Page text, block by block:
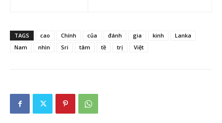
TAGS cao Chính của đánh gia kinh
Lanka
Nam
nhìn Sri tâm tề trị Việt